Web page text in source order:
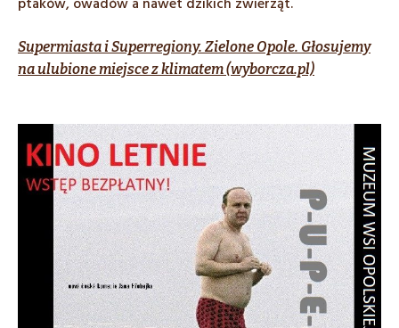
Supermiasta i Superregiony. Zielone Opole. Głosujemy
na ulubione miejsce z klimatem (wyborcza.pl)